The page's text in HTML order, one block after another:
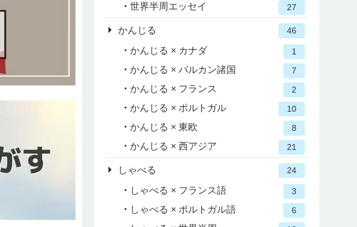
世界半周エッセイ 27
かんじる 46
かんじる × カナダ 1
かんじる × バルカン諸国 7
かんじる × フランス 2
かんじる × ポルトガル 10
かんじる × 東欧 8
かんじる × 西アジア 21
しゃべる 24
しゃべる × フランス語 3
しゃべる × ポルトガル語 6